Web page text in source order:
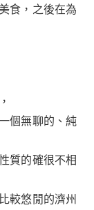
食，之後在為
個無聊的、純
質的確很不相
較悠閒的濟州